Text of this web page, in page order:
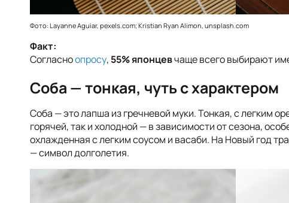
Фото: Layanne Aguiar, pexels.com; Kristian Ryan Alimon, unsplash.com
Факт:
Согласноопросу, 55% японцевчаще всего выбирают
Соба — тонкая, чуть с характером
Соба — это лапша из гречневой муки. Тонкая, с легким
горячей, так и холодной — в зависимости от сезона,
охлажденная с легким соусом и васаби. На Новый год
— символ долголетия.